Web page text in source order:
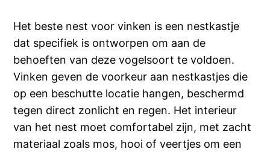
Het beste nest voor vinken is een nestkastje
dat specifiek is ontworpen om aan de
behoeften van deze vogelsoort te voldoen.
Vinken geven de voorkeur aan nestkastjes die
op een beschutte locatie hangen, beschermd
tegen direct zonlicht en regen. Het interieur
van het nest moet comfortabel zijn, met zacht
materiaal zoals mos, hooi of veertjes om een